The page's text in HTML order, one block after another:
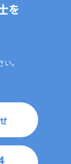
を
。